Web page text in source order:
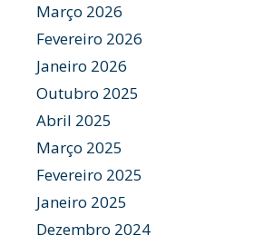
Março 2026
Fevereiro 2026
Janeiro 2026
Outubro 2025
Abril 2025
Março 2025
Fevereiro 2025
Janeiro 2025
Dezembro 2024